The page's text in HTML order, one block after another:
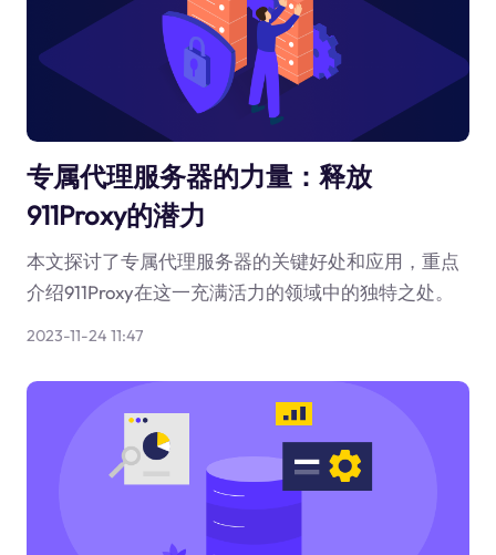
专属代理服务器的力量：释放
911Proxy的潜力
本文探讨了专属代理服务器的关键好处和应用，重点
介绍911Proxy在这一充满活力的领域中的独特之处。
2023-11-24 11:47